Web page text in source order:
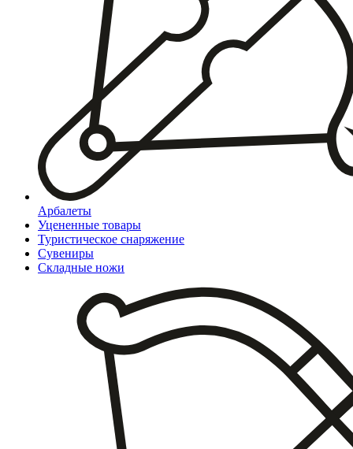
Арбалеты
Уцененные товары
Туристическое снаряжение
Сувениры
Складные ножи